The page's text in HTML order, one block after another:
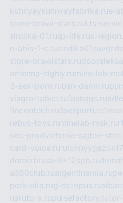
kuhnyaykuhnyayfabrika.rue-
store-brawl-stars.rukts-
sindika-01.rusp-life.rux-
e-abis-1-c.rusindika01.ru
store-brawlstars.ru
antenna-highly.ru mine-lab-
3-sex-porn.ruban-damn.ru
viagra-tablet.rufasbags.ru
fincontech.ru3sexporn.ru
rebus-toys.ru minelab-msk.ru
seo-prodvizhenie-sajtov-
card-voice.ru
domizbrusa-9x12spb.ru
a380club.ruargentinamia.ru
perk-oka.rug-octopus.ru
naruto-x.rupursefactory.ru